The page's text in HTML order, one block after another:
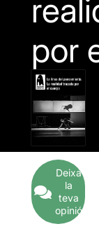
por
Deixa
la
teva
opinió